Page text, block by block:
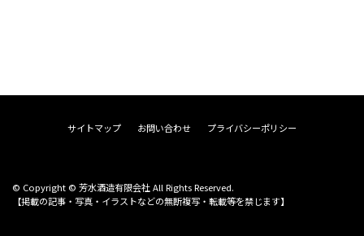
サイトマップ お問い合わせ プライバシーポリシー
© Copyright © 芳水酒造有限会社 All Rights Reserved.
【掲載の記事・写真・イラストなどの無断複写・転載等を禁じます】